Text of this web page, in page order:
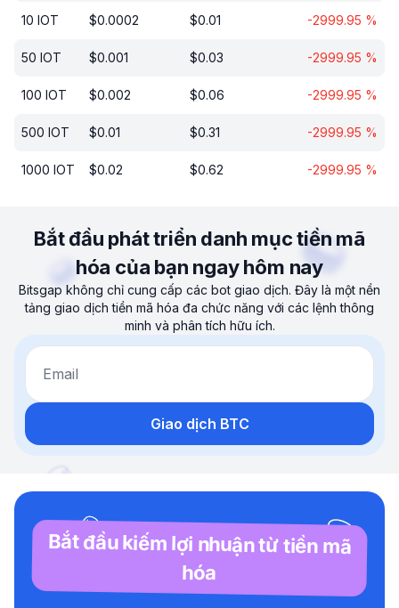
10 IOT $0.0002 $0.01 -2999.95 %
50 IOT $0.001 $0.03 -2999.95 %
100 IOT $0.002 $0.06 -2999.95 %
500 IOT $0.01 $0.31 -2999.95 %
1000 IOT $0.02 $0.62 -2999.95 %
Bắt đầu phát triển danh mục tiền mã
hóa của bạn ngay hôm nay
Bitsgap không chỉ cung cấp các bot giao dịch. Đây là một nền
tảng giao dịch tiền mã hóa đa chức năng với các lệnh thông
minh và phân tích hữu ích.
Email
Giao dịch BTC
Bắt đầu kiếm lợi nhuận từ tiền mã
hóa